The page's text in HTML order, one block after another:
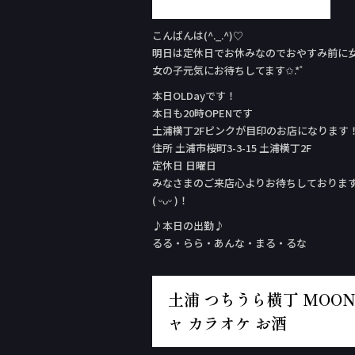
こんばんは(^._.^)♡
明日は定休日でお休みなのでおやすみ前
女の子元気にお待ちしてます✩.*˚
本日OLDay‬です！
本日も20時OPENです
土浦横丁2Fピンクが目印のお店になります！
住所 土浦市桜町3-3-15 土浦横丁2F
定休日 日曜日
みなさまのご来店心よりお待ちしておりま
( ᵕᴗᵕ )！
♪本日の出勤♪
るる・らら・あんな・まる・るな
土浦 つちうら横丁
ャ カラオケ お酒